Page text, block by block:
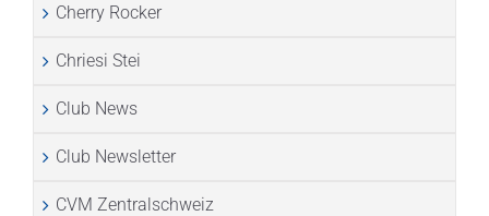
Cherry Rocker
Chriesi Stei
Club News
Club Newsletter
CVM Zentralschweiz